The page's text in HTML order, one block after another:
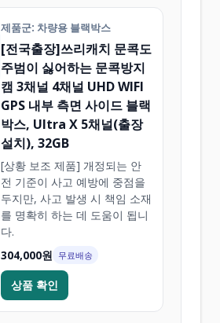
제품군: 차량용 블랙박스
[전국출장]쓰리캐치 문콕도
주범이 싫어하는 문콕방지
캠 3채널 4채널 UHD WIFI
GPS 내부 측면 사이드 블랙
박스, Ultra X 5채널(출장
설치), 32GB
[상황 보조 제품] 개정되는 안
전 기준이 사고 예방에 중점을
두지만, 사고 발생 시 책임 소재
를 명확히 하는 데 도움이 됩니
다.
304,000원 무료배송
상품 확인